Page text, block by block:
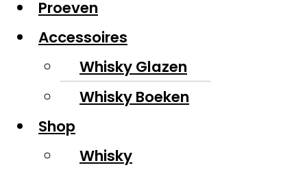
Proeven
Accessoires
Whisky Glazen
Whisky Boeken
Shop
Whisky